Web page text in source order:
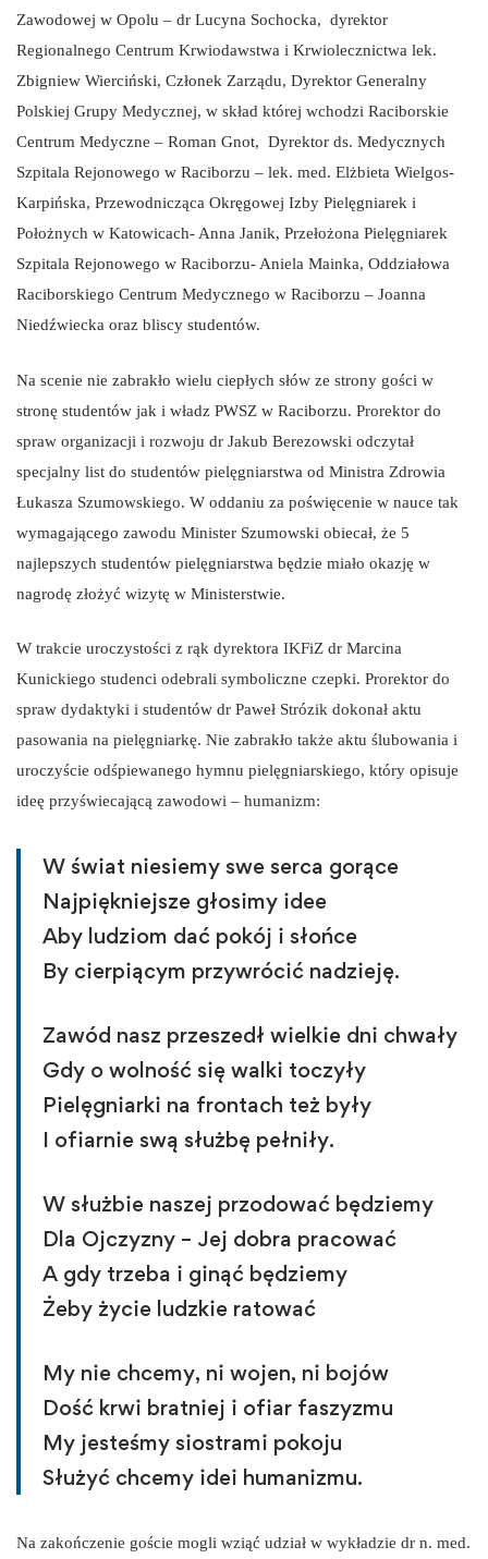
Zawodowej w Opolu – dr Lucyna Sochocka, dyrektor
Regionalnego Centrum Krwiodawstwa i Krwiolecznictwa lek.
Zbigniew Wierciński, Członek Zarządu, Dyrektor Generalny
Polskiej Grupy Medycznej, w skład której wchodzi Raciborskie
Centrum Medyczne – Roman Gnot, Dyrektor ds. Medycznych
Szpitala Rejonowego w Raciborzu – lek. med. Elżbieta Wielgos-
Karpińska, Przewodnicząca Okręgowej Izby Pielęgniarek i
Położnych w Katowicach- Anna Janik, Przełożona Pielęgniarek
Szpitala Rejonowego w Raciborzu- Aniela Mainka, Oddziałowa
Raciborskiego Centrum Medycznego w Raciborzu – Joanna
Niedźwiecka oraz bliscy studentów.
Na scenie nie zabrakło wielu ciepłych słów ze strony gości w
stronę studentów jak i władz PWSZ w Raciborzu. Prorektor do
spraw organizacji i rozwoju dr Jakub Berezowski odczytał
specjalny list do studentów pielęgniarstwa od Ministra Zdrowia
Łukasza Szumowskiego. W oddaniu za poświęcenie w nauce tak
wymagającego zawodu Minister Szumowski obiecał, że 5
najlepszych studentów pielęgniarstwa będzie miało okazję w
nagrodę złożyć wizytę w Ministerstwie.
W trakcie uroczystości z rąk dyrektora IKFiZ dr Marcina
Kunickiego studenci odebrali symboliczne czepki. Prorektor do
spraw dydaktyki i studentów dr Paweł Strózik dokonał aktu
pasowania na pielęgniarkę. Nie zabrakło także aktu ślubowania i
uroczyście odśpiewanego hymnu pielęgniarskiego, który opisuje
ideę przyświecającą zawodowi – humanizm:
W świat niesiemy swe serca gorące
Najpiękniejsze głosimy idee
Aby ludziom dać pokój i słońce
By cierpiącym przywrócić nadzieję.
Zawód nasz przeszedł wielkie dni chwały
Gdy o wolność się walki toczyły
Pielęgniarki na frontach też były
I ofiarnie swą służbę pełniły.
W służbie naszej przodować będziemy
Dla Ojczyzny – Jej dobra pracować
A gdy trzeba i ginąć będziemy
Żeby życie ludzkie ratować
My nie chcemy, ni wojen, ni bojów
Dość krwi bratniej i ofiar faszyzmu
My jesteśmy siostrami pokoju
Służyć chcemy idei humanizmu.
Na zakończenie goście mogli wziąć udział w wykładzie dr n. med.